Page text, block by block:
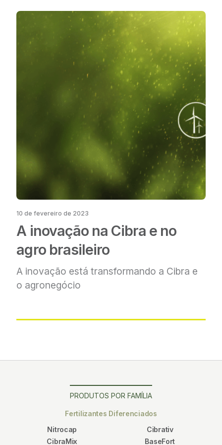
10 de fevereiro de 2023
A inovação na Cibra e no
agro brasileiro
A inovação está transformando a Cibra e
o agronegócio
PRODUTOS POR FAMÍLIA
Fertilizantes Diferenciados
Nitrocap
CibraMix
Cibrativ
BaseFort